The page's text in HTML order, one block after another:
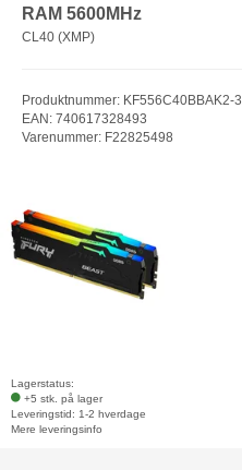
RAM 5600MHz
CL40 (XMP)
Produktnummer: KF556C40BBAK2-
EAN: 740617328493
Varenummer: F22825498
Lagerstatus:
+5 stk. på lager
Leveringstid: 1-2 hverdage
Mere leveringsinfo